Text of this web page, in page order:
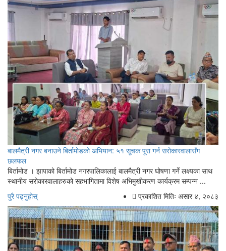
बालमैत्री नगर बनाउने बिर्तामोडको अभियान: ५१ सूचक पूरा गर्न सरोकारवालासँग
छलफल
बिर्तामोड । झापाको बिर्तामोड नगरपालिकालाई बालमैत्री नगर घोषणा गर्ने लक्ष्यका साथ
स्थानीय सरोकारवालाहरुको सहभागितामा विशेष अभिमुखीकरण कार्यक्रम सम्पन्न ...
पुरै पढ्नुहोस्
प्रकाशित मितिः असार ४, २०८३